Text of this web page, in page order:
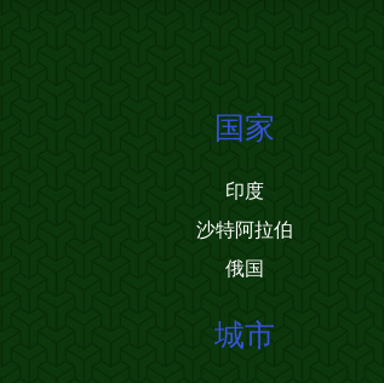
国家
印度
沙特阿拉伯
俄国
城市